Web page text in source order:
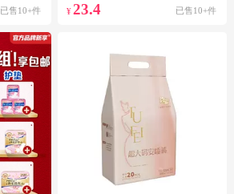
已售10+件 ¥23.4 已售10+件